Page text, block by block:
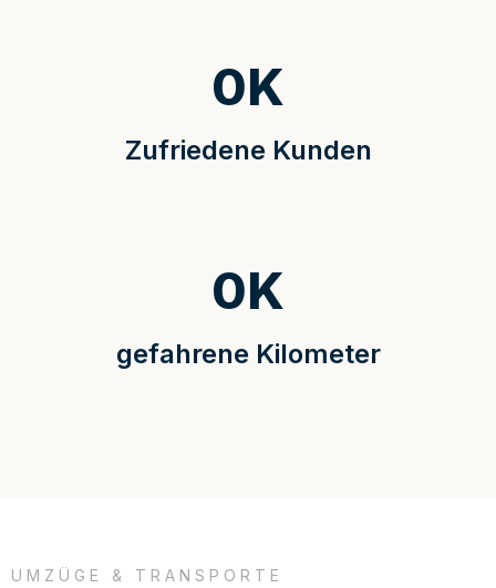
Zufriedene Kunden
0K
gefahrene Kilometer
0K
UMZÜGE & TRANSPORTE